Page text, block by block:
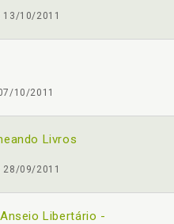
13/10/2011
10/2011
Livros
28/09/2011
Libertário -